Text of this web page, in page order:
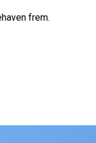
frem.